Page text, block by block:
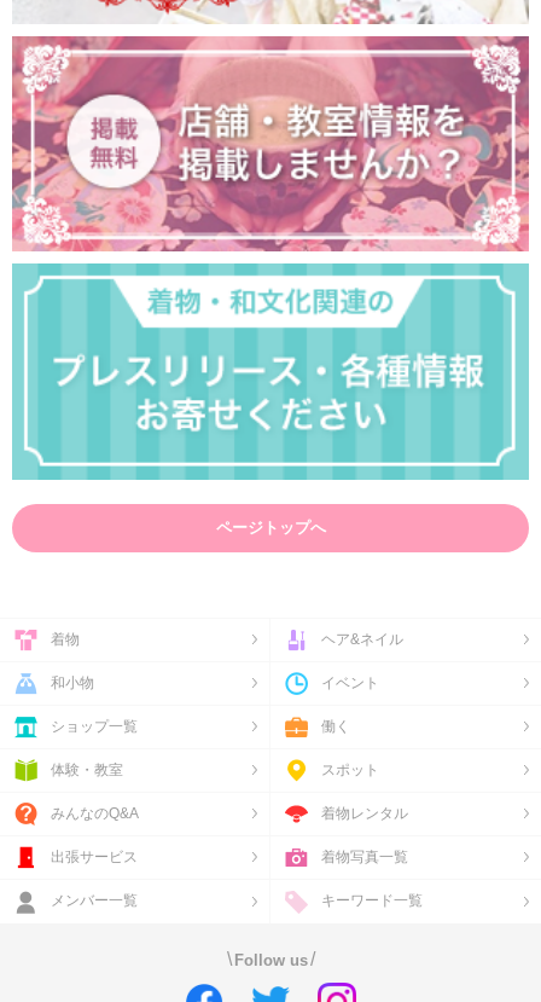
ページトップへ
着物 ヘア&ネイル
和小物 イベント
ショップ一覧 働く
体験・教室 スポット
みんなのQ&A 着物レンタル
出張サービス 着物写真一覧
メンバー一覧 キーワード一覧
\ Follow us/